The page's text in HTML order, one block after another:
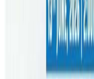
दुई तल्ले घरको माथिल्लो
बस्दै आएका थिए । एउटा
सिल गरेको छ । घर सर्न
तत्कालै कोठा खोजेर सर्नु